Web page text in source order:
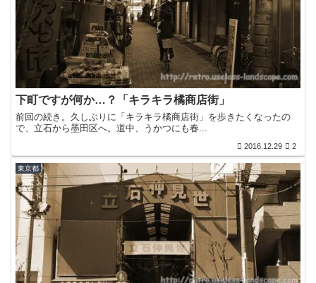
下町ですが何か…？「キラキラ橘商店街」
前回の続き。久しぶりに「キラキラ橘商店街」を歩きたくなったの
で、立石から墨田区へ。道中、うかつにも春...
2016.12.29 2
東京都